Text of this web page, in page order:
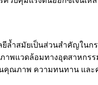
ำสมัยเป็นส่วนสำคัญในกร
าพแวดล้อมทางอุตสาหกร
คุณภาพ ความทนทาน แล